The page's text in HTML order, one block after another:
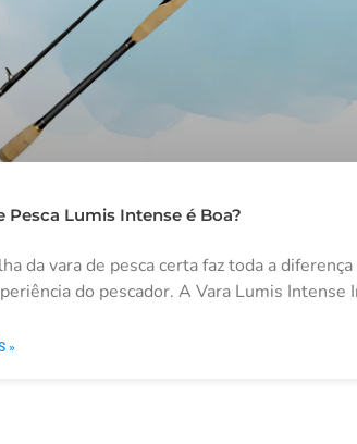
Pesca Lumis Intense é Boa?
da vara de pesca certa faz toda a
do pescador. A Vara Lumis Intense
»